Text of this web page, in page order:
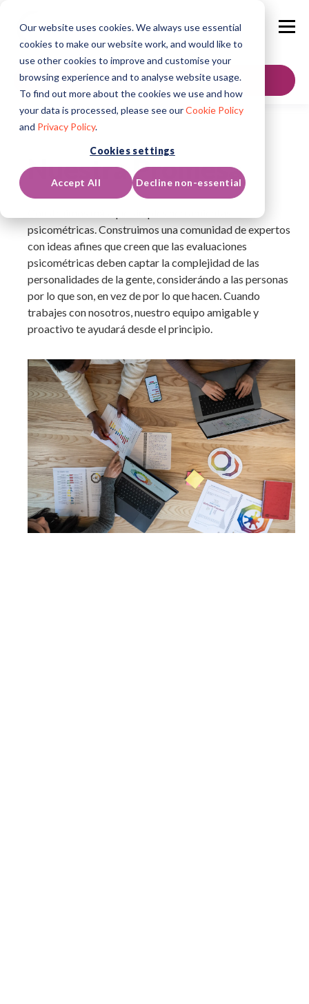
Our website uses cookies. We always use essential
cookies to make our website work, and would like to
use other cookies to improve and customise your
browsing experience and to analyse website usage.
To find out more about the cookies we use and how
your data is processed, please see ourCookie Policy
and Privacy Policy.
Cookies settings
Accept All Decline non-essential
Contáctenos
Nuestra Promesa
psicométricas. Construimos una comunidad de expertos
con ideas afines que creen que las evaluaciones
psicométricas deben captar la complejidad de las
personalidades de la gente, considerándo a las personas
por lo que son, en vez de por lo que hacen. Cuando
trabajes con nosotros, nuestro equipo amigable y
proactivo te ayudará desde el principio.